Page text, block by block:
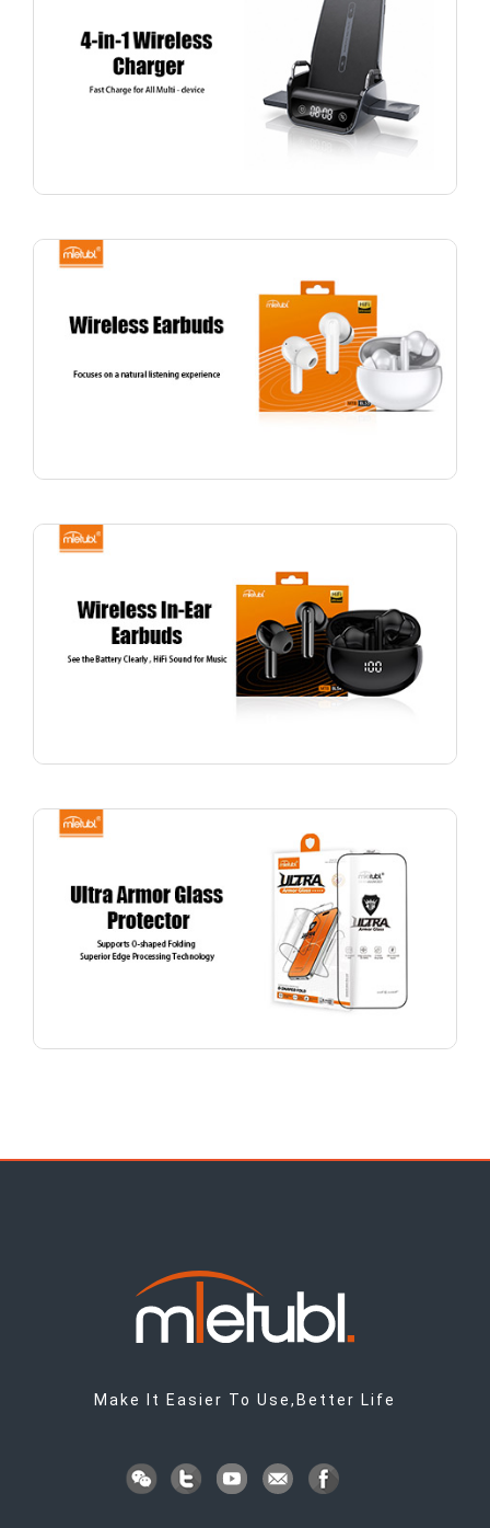
Make It Easier To Use,Better Life